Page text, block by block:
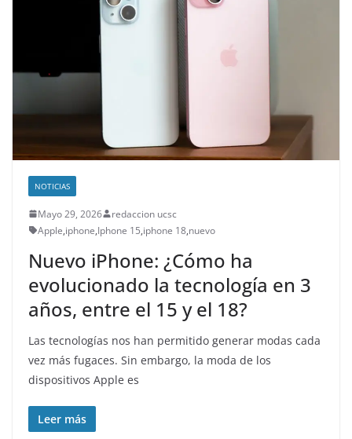
NOTICIAS
Mayo 29, 2026
redaccion ucsc
Apple,iphone,Iphone 15,iphone 18,nuevo
Nuevo iPhone: ¿Cómo ha
evolucionado la tecnología en 3
años, entre el 15 y el 18?
Las tecnologías nos han permitido generar modas cada
vez más fugaces. Sin embargo, la moda de los
dispositivos Apple es
Leer más